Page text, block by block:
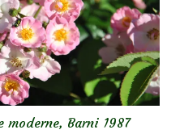
moderne, Barni 1987